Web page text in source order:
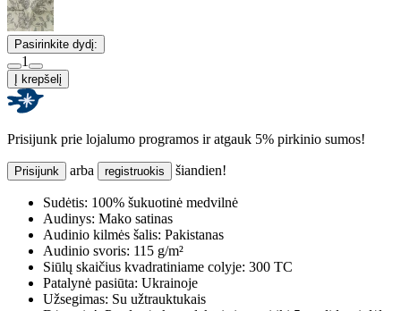
Pasirinkite dydį:
1
Į krepšelį
Prisijunk prie lojalumo programos ir atgauk 5% pirkinio sumos!
Prisijunk arba registruokis šiandien!
Sudėtis: 100% šukuotinė medvilnė
Audinys: Mako satinas
Audinio kilmės šalis: Pakistanas
Audinio svoris: 115 g/m²
Siūlų skaičius kvadratiniame colyje: 300 TC
Patalynė pasiūta: Ukrainoje
Užsegimas: Su užtrauktukais